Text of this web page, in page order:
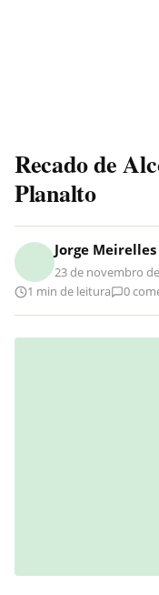
Recado de
Planalto
Jorge Meirelles
23 de novembro
1 min de leitura
0